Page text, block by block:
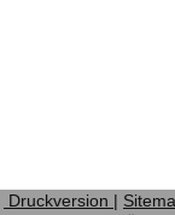
Druckversion |